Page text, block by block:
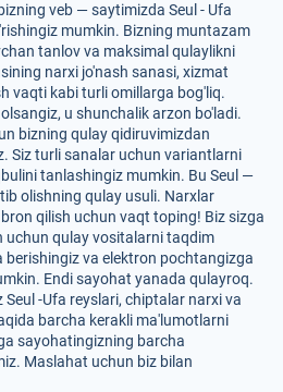
veb — saytimizda Seul - Ufa
mumkin. Bizning muntazam
tanlov va maksimal qulaylikni
narxi jo'nash sanasi, xizmat
vaqti kabi turli omillarga bog'liq.
u shunchalik arzon bo'ladi.
bizning qulay qidiruvimizdan
Siz turli sanalar uchun variantlarni
tanlashingiz mumkin. Bu Seul —
olishning qulay usuli. Narxlar
qilish uchun vaqt toping! Biz sizga
qulay vositalarni taqdim
va elektron pochtangizga
Endi sayohat yanada qulayroq.
-Ufa reyslari, chiptalar narxi va
barcha kerakli ma'lumotlarni
sayohatingizning barcha
Maslahat uchun biz bilan